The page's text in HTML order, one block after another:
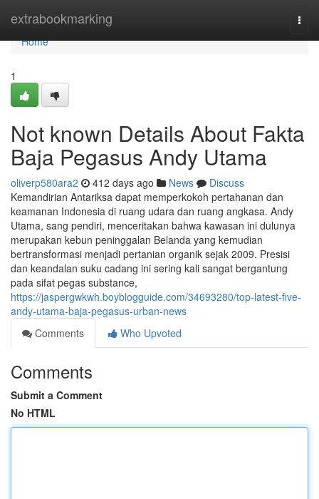
extrabookmarking
Home
Home
1
Not known Details About Fakta
Baja Pegasus Andy Utama
oliverp580ara2 412 days ago News
Discuss
Kemandirian Antariksa dapat memperkokoh pertahanan dan
keamanan Indonesia di ruang udara dan ruang angkasa. Andy
Utama, sang pendiri, menceritakan bahwa kawasan ini dulunya
merupakan kebun peninggalan Belanda yang kemudian
bertransformasi menjadi pertanian organik sejak 2009. Presisi
dan keandalan suku cadang ini sering kali sangat bergantung
pada sifat pegas substance,
https://jaspergwkwh.boyblogguide.com/34693280/top-latest-five-
andy-utama-baja-pegasus-urban-news
Comments
Who Upvoted
Comments
Submit a Comment
No HTML